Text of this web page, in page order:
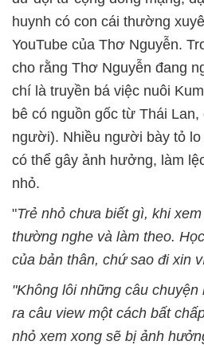
huynh có con cái thường
YouTube của Thơ Nguyễn.
cho rằng Thơ Nguyễn đang
chí là truyền bá việc nuôi
bê có nguồn gốc từ Thái
người). Nhiều người bày tỏ
có thể gây ảnh hưởng, làm
nhỏ.
"Trẻ nhỏ chưa biết gì, khi
thường nghe và làm theo.
của bản thân, chứ sao đi xin
"Không lôi những câu
ra câu view một cách bất
nhỏ xem xong sẽ bị ảnh